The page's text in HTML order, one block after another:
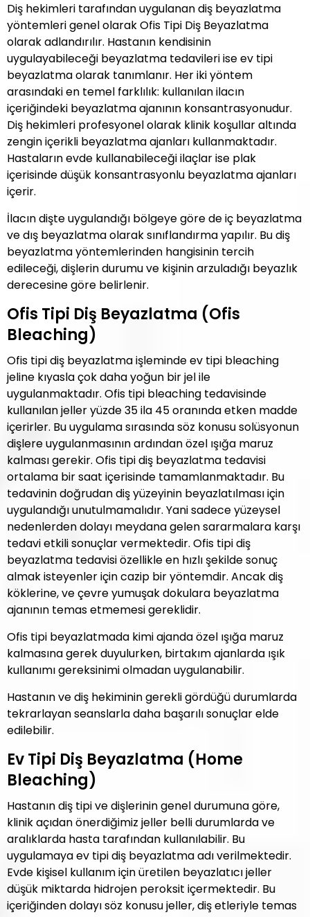
Diş hekimleri tarafından uygulanan diş beyazlatma
yöntemleri genel olarak Ofis Tipi Diş Beyazlatma
olarak adlandırılır. Hastanın kendisinin
uygulayabileceği beyazlatma tedavileri ise ev tipi
beyazlatma olarak tanımlanır. Her iki yöntem
arasındaki en temel farklılık: kullanılan ilacın
içeriğindeki beyazlatma ajanının konsantrasyonudur.
Diş hekimleri profesyonel olarak klinik koşullar altında
zengin içerikli beyazlatma ajanları kullanmaktadır.
Hastaların evde kullanabileceği ilaçlar ise plak
içerisinde düşük konsantrasyonlu beyazlatma ajanları
içerir.
İlacın dişte uygulandığı bölgeye göre de iç beyazlatma
ve dış beyazlatma olarak sınıflandırma yapılır. Bu diş
beyazlatma yöntemlerinden hangisinin tercih
edileceği, dişlerin durumu ve kişinin arzuladığı beyazlık
derecesine göre belirlenir.
Ofis Tipi Diş Beyazlatma (Ofis
Bleaching)
Ofis tipi diş beyazlatma işleminde ev tipi bleaching
jeline kıyasla çok daha yoğun bir jel ile
uygulanmaktadır. Ofis tipi bleaching tedavisinde
kullanılan jeller yüzde 35 ila 45 oranında etken madde
içerirler. Bu uygulama sırasında söz konusu solüsyonun
dişlere uygulanmasının ardından özel ışığa maruz
kalması gerekir. Ofis tipi diş beyazlatma tedavisi
ortalama bir saat içerisinde tamamlanmaktadır. Bu
tedavinin doğrudan diş yüzeyinin beyazlatılması için
uygulandığı unutulmamalıdır. Yani sadece yüzeysel
nedenlerden dolayı meydana gelen sararmalara karşı
tedavi etkili sonuçlar vermektedir. Ofis tipi diş
beyazlatma tedavisi özellikle en hızlı şekilde sonuç
almak isteyenler için cazip bir yöntemdir. Ancak diş
köklerine, ve çevre yumuşak dokulara beyazlatma
ajanının temas etmemesi gereklidir.
Ofis tipi beyazlatmada kimi ajanda özel ışığa maruz
kalmasına gerek duyulurken, birtakım ajanlarda ışık
kullanımı gereksinimi olmadan uygulanabilir.
Hastanın ve diş hekiminin gerekli gördüğü durumlarda
tekrarlayan seanslarla daha başarılı sonuçlar elde
edilebilir.
Ev Tipi Diş Beyazlatma (Home
Bleaching)
Hastanın diş tipi ve dişlerinin genel durumuna göre,
klinik açıdan önerdiğimiz jeller belli durumlarda ve
aralıklarda hasta tarafından kullanılabilir. Bu
uygulamaya ev tipi diş beyazlatma adı verilmektedir.
Evde kişisel kullanım için üretilen beyazlatıcı jeller
düşük miktarda hidrojen peroksit içermektedir. Bu
içeriğinden dolayı söz konusu jeller, diş etleriyle temas